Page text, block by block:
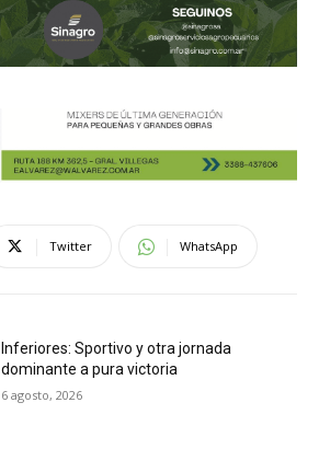
Twitter WhatsApp
Inferiores: Sportivo y otra jornada
dominante a pura victoria
6 agosto, 2026